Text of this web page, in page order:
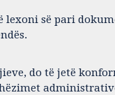
lexoni së pari
do të jetë